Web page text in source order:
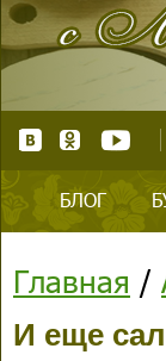
БЛОГ
Главная /
И еще